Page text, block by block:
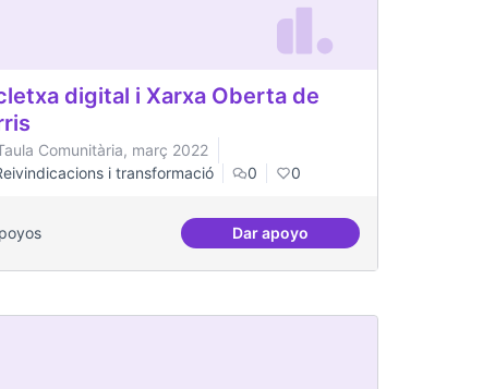
per a col·lectius
digital i Xarxa Oberta de
Comunitària, març 2022
i transformació
0 0
Apoyos Dar apoyoEscletxa digital i Xarxa